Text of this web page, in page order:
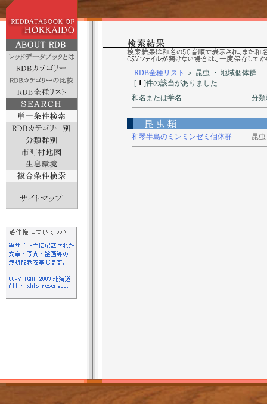
RDB全種リスト
＞ 昆虫 ・ 地域個体群
[ 1]件の該当がありました
和名または学名
分類
和琴半島のミンミンゼミ個体群 昆虫